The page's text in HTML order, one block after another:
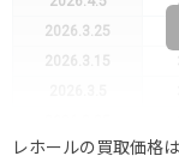
2026.3.25
2026.3.15
2026.2.15
レホールの買取価格